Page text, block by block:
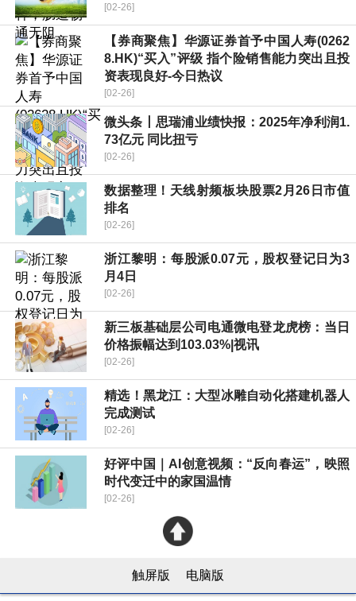
[02-26]
【券商聚焦】华源证券首予中国人寿(0262
8.HK)“买入”评级 指个险销售能力突出且投
资表现良好-今日热议
[02-26]
微头条丨思瑞浦业绩快报：2025年净利润1.
73亿元 同比扭亏
[02-26]
数据整理！天线射频板块股票2月26日市值
排名
[02-26]
浙江黎明：每股派0.07元，股权登记日为3
月4日
[02-26]
新三板基础层公司电通微电登龙虎榜：当日
价格振幅达到103.03%|视讯
[02-26]
精选！黑龙江：大型冰雕自动化搭建机器人
完成测试
[02-26]
好评中国｜AI创意视频：“反向春运”，映照
时代变迁中的家国温情
[02-26]
触屏版 电脑版